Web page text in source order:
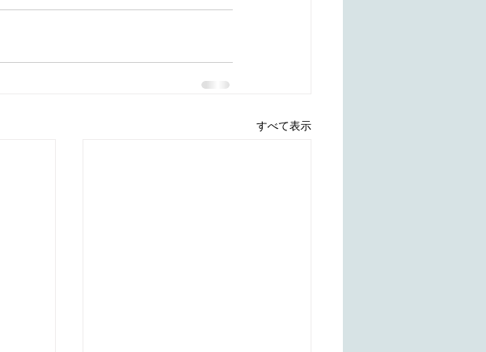
すべて表示